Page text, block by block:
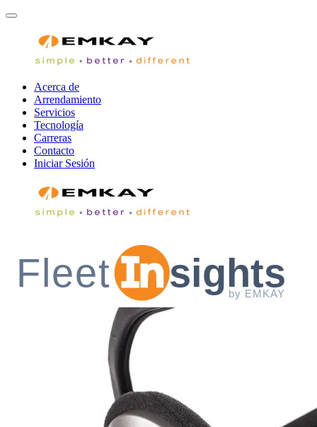
Acerca de
Arrendamiento
Servicios
Tecnología
Carreras
Contacto
Iniciar Sesión
Fleet sights
by EMKAY